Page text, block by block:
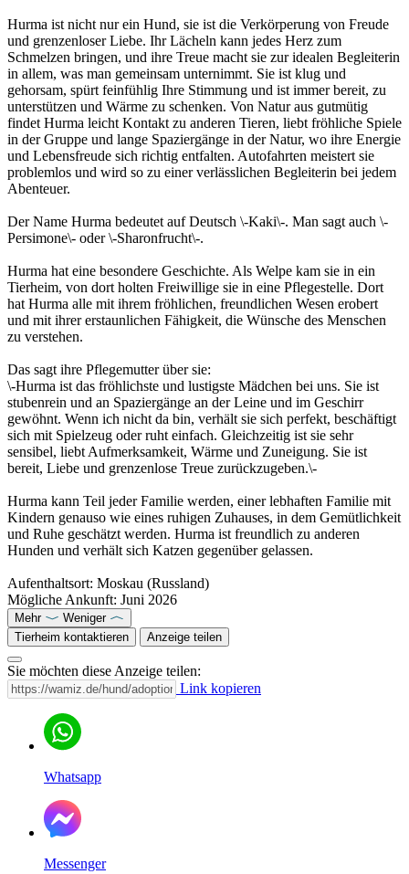
Hurma ist nicht nur ein Hund, sie ist die Verkörperung von Freude
und grenzenloser Liebe. Ihr Lächeln kann jedes Herz zum
Schmelzen bringen, und ihre Treue macht sie zur idealen Begleiterin
in allem, was man gemeinsam unternimmt. Sie ist klug und
gehorsam, spürt feinfühlig Ihre Stimmung und ist immer bereit, zu
unterstützen und Wärme zu schenken. Von Natur aus gutmütig
findet Hurma leicht Kontakt zu anderen Tieren, liebt fröhliche Spiele
in der Gruppe und lange Spaziergänge in der Natur, wo ihre Energie
und Lebensfreude sich richtig entfalten. Autofahrten meistert sie
problemlos und wird so zu einer verlässlichen Begleiterin bei jedem
Abenteuer.
Der Name Hurma bedeutet auf Deutsch \-Kaki\-. Man sagt auch \-
Persimone\- oder \-Sharonfrucht\-.
Hurma hat eine besondere Geschichte. Als Welpe kam sie in ein
Tierheim, von dort holten Freiwillige sie in eine Pflegestelle. Dort
hat Hurma alle mit ihrem fröhlichen, freundlichen Wesen erobert
und mit ihrer erstaunlichen Fähigkeit, die Wünsche des Menschen
zu verstehen.
Das sagt ihre Pflegemutter über sie:
\-Hurma ist das fröhlichste und lustigste Mädchen bei uns. Sie ist
stubenrein und an Spaziergänge an der Leine und im Geschirr
gewöhnt. Wenn ich nicht da bin, verhält sie sich perfekt, beschäftigt
sich mit Spielzeug oder ruht einfach. Gleichzeitig ist sie sehr
sensibel, liebt Aufmerksamkeit, Wärme und Zuneigung. Sie ist
bereit, Liebe und grenzenlose Treue zurückzugeben.\-
Hurma kann Teil jeder Familie werden, einer lebhaften Familie mit
Kindern genauso wie eines ruhigen Zuhauses, in dem Gemütlichkeit
und Ruhe geschätzt werden. Hurma ist freundlich zu anderen
Hunden und verhält sich Katzen gegenüber gelassen.
Aufenthaltsort: Moskau (Russland)
Mögliche Ankunft: Juni 2026
Mehr
Weniger
Tierheim kontaktieren
Anzeige teilen
Sie möchten diese Anzeige teilen:
Link kopieren
Whatsapp
Messenger